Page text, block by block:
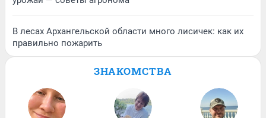
В лесах Архангельской области много лисичек: как их
правильно пожарить
ЗНАКОМСТВА